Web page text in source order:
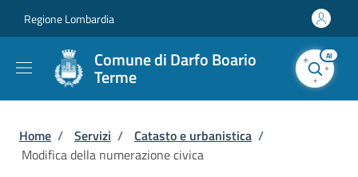
Regione Lombardia
Comune di Darfo Boario
Terme
AI
Briciole di pane
Home / Servizi / Catasto e urbanistica /
Modifica della numerazione civica